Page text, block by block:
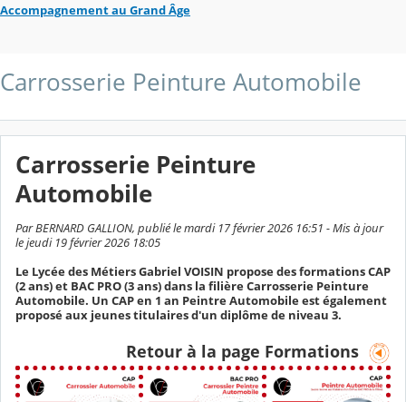
Accompagnement au Grand Âge
Carrosserie Peinture Automobile
Carrosserie Peinture
Automobile
Par BERNARD GALLION, publié le mardi 17 février 2026 16:51 - Mis à jour
le jeudi 19 février 2026 18:05
Le Lycée des Métiers Gabriel VOISIN propose des formations CAP
(2 ans) et BAC PRO (3 ans) dans la filière Carrosserie Peinture
Automobile. Un CAP en 1 an Peintre Automobile est également
proposé aux jeunes titulaires d'un diplôme de niveau 3.
Retour à la page Formations